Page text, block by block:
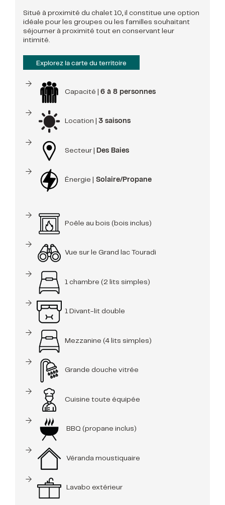
Situé à proximité du chalet 10, il constitue une option
idéale pour les groupes ou les familles souhaitant
séjourner à proximité tout en conservant leur
intimité.
Explorez la carte du territoire
Capacité | 6 à 8 personnes
Location | 3 saisons
Secteur | Des Baies
Énergie | Solaire/Propane
Poêle au bois (bois inclus)
Vue sur le Grand lac Touradi
1 chambre (2 lits simples)
1 Divant-lit double
Mezzanine (4 lits simples)
Grande douche vitrée
Cuisine toute équipée
BBQ (propane inclus)
Véranda moustiquaire
Lavabo extérieur